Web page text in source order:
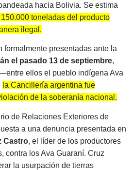
hacia Bolivia. Se estima
toneladas del producto
ilegal.
formalmente presentadas ante la
el pasado 13 de septiembre,
ellos el pueblo indígena Ava
la Cancillería argentina fue
de la soberanía nacional.
de Relaciones Exteriores de
a una denuncia presentada en
Castro, el líder de los productores
contra los Ava Guaraní. Cruz
la usurpación de tierras